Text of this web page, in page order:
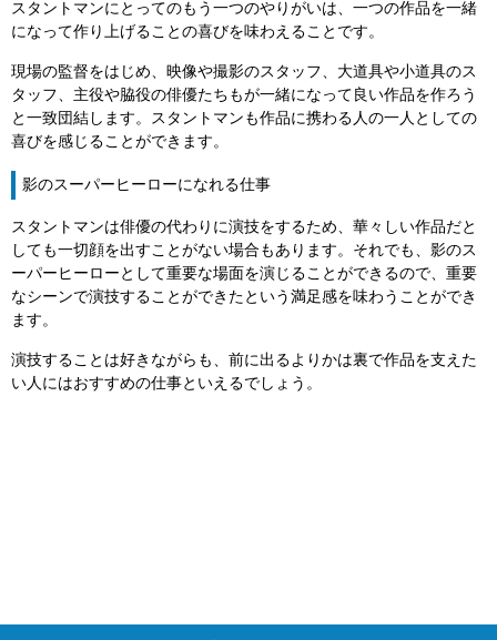
スタントマンにとってのもう一つのやりがいは、一つの作品を一緒
になって作り上げることの喜びを味わえることです。
現場の監督をはじめ、映像や撮影のスタッフ、大道具や小道具のス
タッフ、主役や脇役の俳優たちもが一緒になって良い作品を作ろう
と一致団結します。スタントマンも作品に携わる人の一人としての
喜びを感じることができます。
影のスーパーヒーローになれる仕事
スタントマンは俳優の代わりに演技をするため、華々しい作品だと
しても一切顔を出すことがない場合もあります。それでも、影のス
ーパーヒーローとして重要な場面を演じることができるので、重要
なシーンで演技することができたという満足感を味わうことができ
ます。
演技することは好きながらも、前に出るよりかは裏で作品を支えた
い人にはおすすめの仕事といえるでしょう。